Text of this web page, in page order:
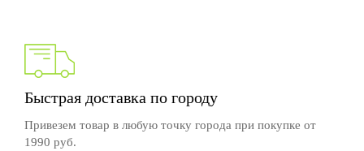
Быстрая доставка по городу
Привезем товар в любую точку города при покупке от
1990 руб.